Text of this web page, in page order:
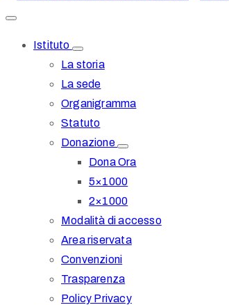
Istituto
La storia
La sede
Organigramma
Statuto
Donazione
Dona Ora
5×1000
2×1000
Modalità di accesso
Area riservata
Convenzioni
Trasparenza
Policy Privacy